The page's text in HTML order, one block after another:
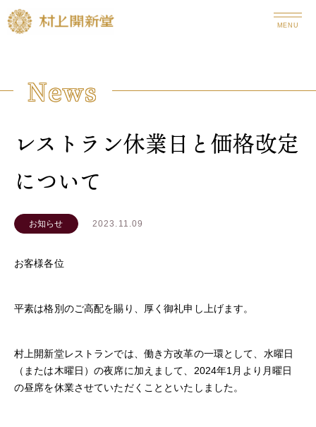
MENU
News
レストラン休業日と価格改定
について
お知らせ 2023.11.09
お客様各位
平素は格別のご高配を賜り、厚く御礼申し上げます。
村上開新堂レストランでは、働き方改革の一環として、水曜日
（または木曜日）の夜席に加えまして、2024年1月より月曜日
の昼席を休業させていただくことといたしました。